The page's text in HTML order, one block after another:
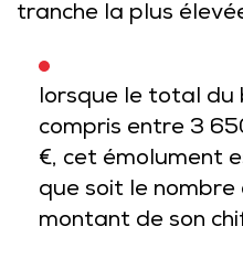
tranche la plus
lorsque le total du
compris entre 3
€, cet émolument
que soit le nombre
montant de son